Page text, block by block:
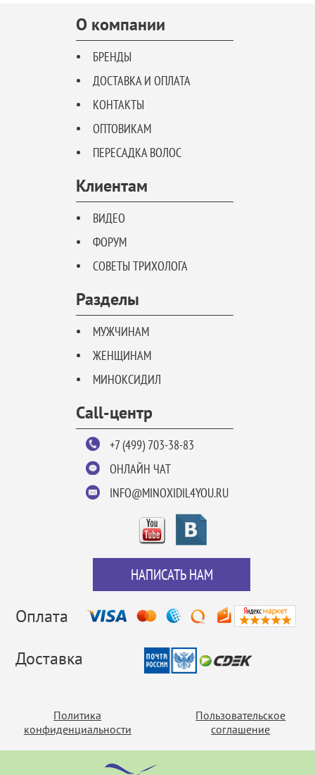
О компании
БРЕНДЫ
ДОСТАВКА И ОПЛАТА
КОНТАКТЫ
ОПТОВИКАМ
ПЕРЕСАДКА ВОЛОС
Клиентам
ВИДЕО
ФОРУМ
СОВЕТЫ ТРИХОЛОГА
Разделы
МУЖЧИНАМ
ЖЕНЩИНАМ
МИНОКСИДИЛ
Call-центр
+7 (499) 703-38-83
ОНЛАЙН ЧАТ
INFO@MINOXIDIL4YOU.RU
НАПИСАТЬ НАМ
Оплата
Доставка
Политика
конфиденциальности
Пользовательское
соглашение